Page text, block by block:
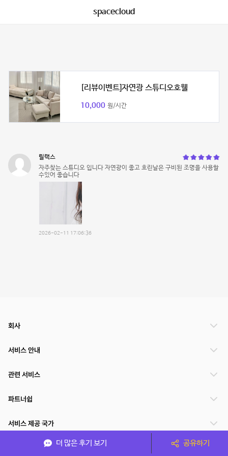
spacecloud
[리뷰이벤트]자연광 스튜디오호웰
10,000 원/시간
릴랙스
자주찾는 스튜디오 입니다 자연광이 좋고 흐린날은 구비된 조명을 사용할
수있어 좋습니다
2026-02-11 17:06:36
더 많은 후기 보기 공유하기
회사
서비스 안내
관련 서비스
파트너쉽
서비스 제공 국가